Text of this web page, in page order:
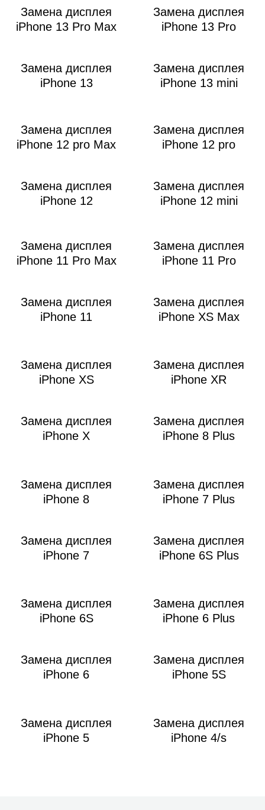
Замена дисплея
iPhone 13 Pro Max
Замена дисплея
iPhone 13 Pro
Замена дисплея
iPhone 13
Замена дисплея
iPhone 13 mini
Замена дисплея
iPhone 12 pro Max
Замена дисплея
iPhone 12 pro
Замена дисплея
iPhone 12
Замена дисплея
iPhone 12 mini
Замена дисплея
iPhone 11 Pro Max
Замена дисплея
iPhone 11 Pro
Замена дисплея
iPhone 11
Замена дисплея
iPhone XS Max
Замена дисплея
iPhone XS
Замена дисплея
iPhone XR
Замена дисплея
iPhone X
Замена дисплея
iPhone 8 Plus
Замена дисплея
iPhone 8
Замена дисплея
iPhone 7 Plus
Замена дисплея
iPhone 7
Замена дисплея
iPhone 6S Plus
Замена дисплея
iPhone 6S
Замена дисплея
iPhone 6 Plus
Замена дисплея
iPhone 6
Замена дисплея
iPhone 5S
Замена дисплея
iPhone 5
Замена дисплея
iPhone 4/s